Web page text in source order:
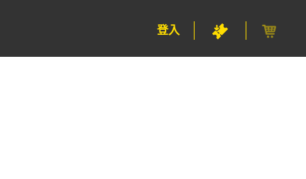
登入